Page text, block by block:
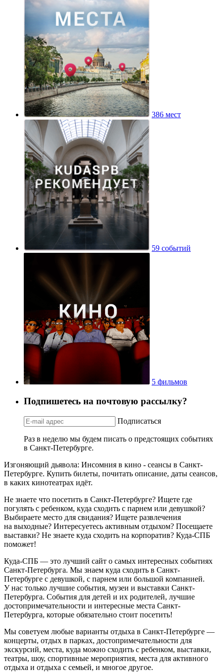
386 мест
59 событий
5 фильмов
Подпишетесь на почтовую рассылку?
Подписаться
Раз в неделю мы будем писать о предстоящих событиях
в Санкт-Петербурге.
Изгоняющий дьявола: Инсомния в кино - сеансы в Санкт-
Петербурге. Купить билеты, почитать описание, даты сеансов,
в каких кинотеатрах идёт.
Не знаете что посетить в Санкт-Петербурге? Ищете где
погулять с ребенком, куда сходить с парнем или девушкой?
Выбираете место для свидания? Ищете развлечения
на выходные? Интересуетесь активным отдыхом? Посещаете
выставки? Не знаете куда сходить на корпоратив? Куда-СПБ
поможет!
Куда-СПБ — это лучший сайт о самых интересных событиях
Санкт-Петербурга. Мы знаем куда сходить в Санкт-
Петербурге с девушкой, с парнем или большой компанией.
У нас только лучшие события, музеи и выставки Санкт-
Петербурга. События для детей и их родителей, лучшие
достопримечательности и интересные места Санкт-
Петербурга, которые обязательно стоит посетить!
Мы советуем любые варианты отдыха в Санкт-Петербурге —
концерты, отдых в парках, достопримечательности для
экскурсий, места, куда можно сходить с ребенком, выставки,
театры, шоу, спортивные мероприятия, места для активного
отдыха и отдыха с семьей, и многое другое.